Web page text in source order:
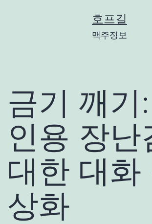
호프길
맥주정보
금기 깨기
인용 장난
대한 대화
상화